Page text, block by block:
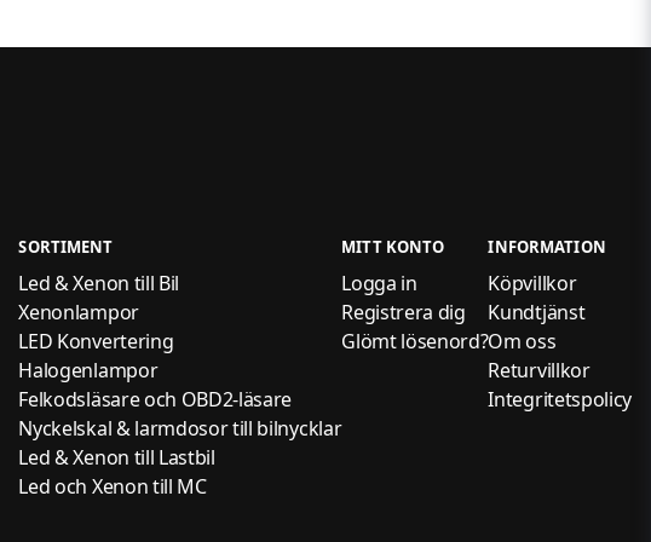
SORTIMENT
Led & Xenon till Bil
Xenonlampor
LED Konvertering
Halogenlampor
Felkodsläsare och OBD2-läsare
Nyckelskal & larmdosor till bilnycklar
Led & Xenon till Lastbil
Led och Xenon till MC
MITT KONTO
Logga in
Registrera dig
Glömt lösenord?
INFORMATION
Köpvillkor
Kundtjänst
Om oss
Returvillkor
Integritetspolicy